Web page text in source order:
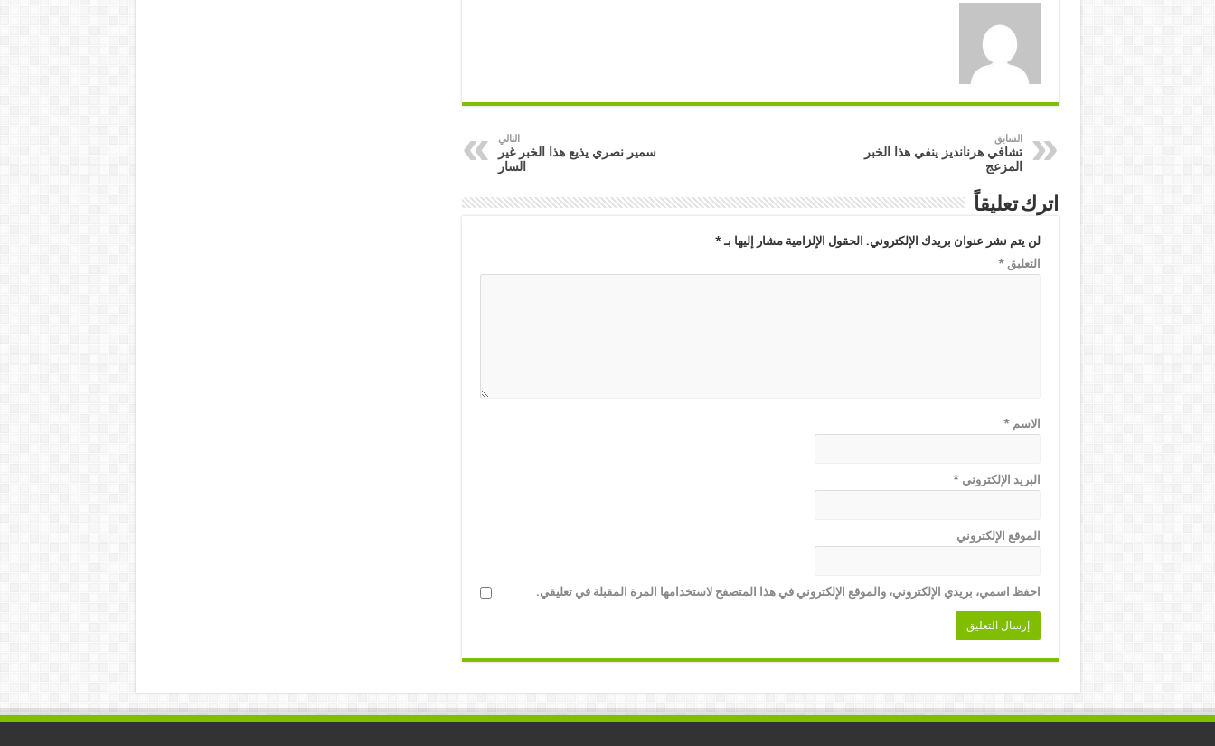
السابق
تشافي هرنانديز ينفي هذا الخبر
المزعج
التالي
سمير نصري يذيع هذا الخبر غير
السار
اترك تعليقاً
لن يتم نشر عنوان بريدك الإلكتروني. الحقول الإلزامية مشار إليها بـ*
التعليق*
الاسم*
البريد الإلكتروني*
الموقع الإلكتروني
احفظ اسمي، بريدي الإلكتروني، والموقع الإلكتروني في هذا المتصفح لاستخدامها المرة المقبلة في تعليقي.